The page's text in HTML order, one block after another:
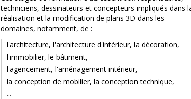
techniciens, dessinateurs et concepteurs impliqués dans
réalisation et la modification de plans 3D dans les
domaines, notamment, de :
l'architecture, l'architecture d'intérieur, la décoration,
l'immobilier, le bâtiment,
l'agencement, l'aménagement intérieur,
la conception de mobilier, la conception technique,
...